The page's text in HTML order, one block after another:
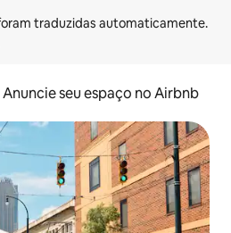
Anuncie seu espaço no Airbnb